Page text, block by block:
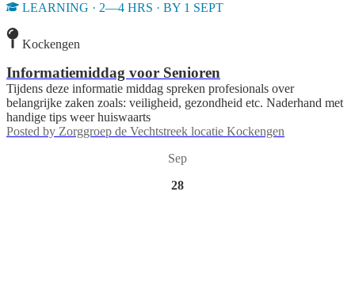
LEARNING · 2—4 HRS · BY 1 SEPT
Kockengen
Informatiemiddag voor Senioren
Tijdens deze informatie middag spreken profesionals over
belangrijke zaken zoals: veiligheid, gezondheid etc. Naderhand met
handige tips weer huiswaarts
Posted by Zorggroep de Vechtstreek locatie Kockengen
Sep
28